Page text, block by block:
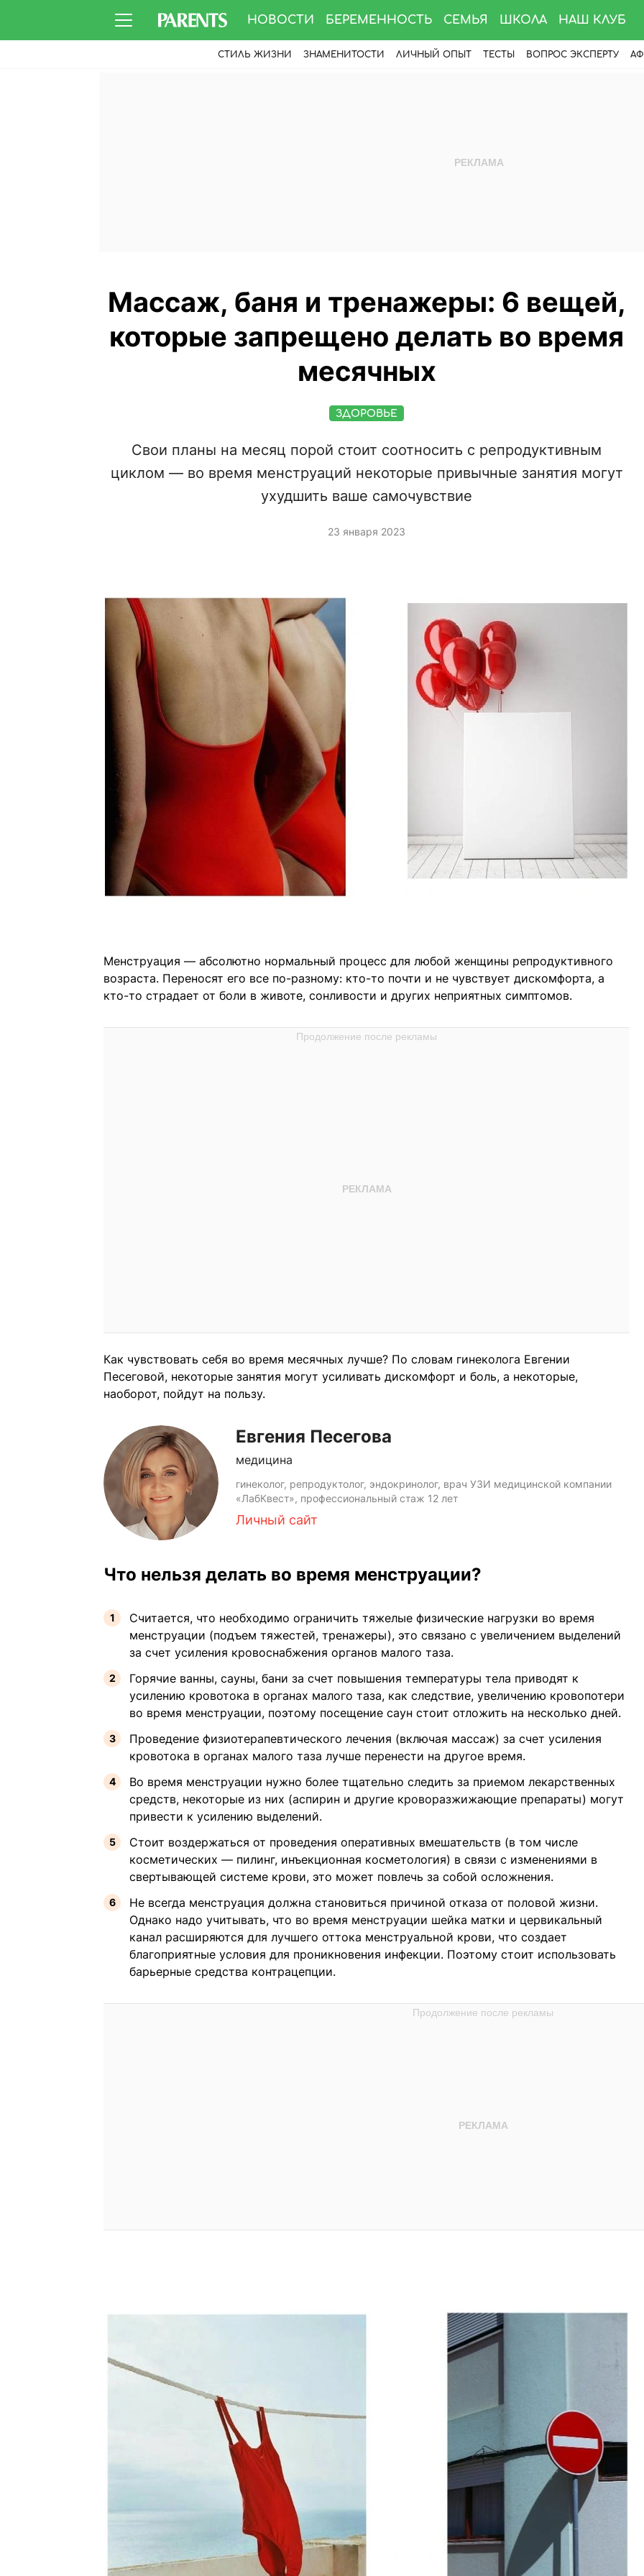
НОВОСТИ БЕРЕМЕННОСТЬ СЕМЬЯ ШКОЛА НАШ КЛУБ
СТИЛЬ ЖИЗНИ ЗНАМЕНИТОСТИ ЛИЧНЫЙ ОПЫТ ТЕСТЫ ВОПРОС ЭКСПЕРТУ
Массаж, баня и тренажеры: 6 вещей,
которые запрещено делать во время
месячных
ЗДОРОВЬЕ
Свои планы на месяц порой стоит соотносить с репродуктивным
циклом — во время менструаций некоторые привычные занятия могут
ухудшить ваше самочувствие
23 января 2023
Менструация — абсолютно нормальный процесс для любой женщины репродуктивного
возраста. Переносят его все по-разному: кто-то почти и не чувствует дискомфорта, а
кто-то страдает от боли в животе, сонливости и других неприятных симптомов.
Как чувствовать себя во время месячных лучше? По словам гинеколога Евгении
Песеговой, некоторые занятия могут усиливать дискомфорт и боль, а некоторые,
наоборот, пойдут на пользу.
Евгения Песегова
медицина
гинеколог, репродуктолог, эндокринолог, врач УЗИ медицинской компании
«ЛабКвест», профессиональный стаж 12 лет
Личный сайт
Что нельзя делать во время менструации?
Считается, что необходимо ограничить тяжелые физические нагрузки во время
менструации (подъем тяжестей, тренажеры), это связано с увеличением выделений
за счет усиления кровоснабжения органов малого таза.
Горячие ванны, сауны, бани за счет повышения температуры тела приводят к
усилению кровотока в органах малого таза, как следствие, увеличению кровопотери
во время менструации, поэтому посещение саун стоит отложить на несколько дней.
Проведение физиотерапевтического лечения (включая массаж) за счет усиления
кровотока в органах малого таза лучше перенести на другое время.
Во время менструации нужно более тщательно следить за приемом лекарственных
средств, некоторые из них (аспирин и другие кроворазжижающие препараты) могут
привести к усилению выделений.
Стоит воздержаться от проведения оперативных вмешательств (в том числе
косметических — пилинг, инъекционная косметология) в связи с изменениями в
свертывающей системе крови, это может повлечь за собой осложнения.
Не всегда менструация должна становиться причиной отказа от половой жизни.
Однако надо учитывать, что во время менструации шейка матки и цервикальный
канал расширяются для лучшего оттока менструальной крови, что создает
благоприятные условия для проникновения инфекции. Поэтому стоит использовать
барьерные средства контрацепции.